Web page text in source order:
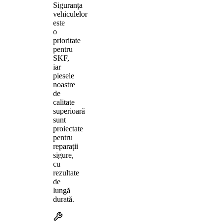
Siguranța
vehiculelor
este
o
prioritate
pentru
SKF,
iar
piesele
noastre
de
calitate
superioară
sunt
proiectate
pentru
reparații
sigure,
cu
rezultate
de
lungă
durată.